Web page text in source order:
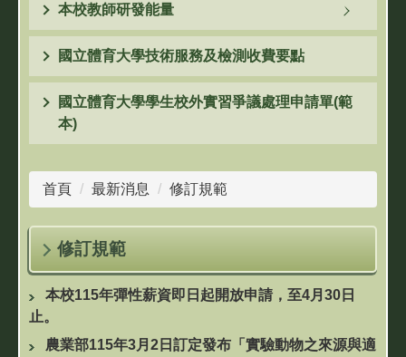
本校教師研發能量
國立體育大學技術服務及檢測收費要點
國立體育大學學生校外實習爭議處理申請單(範
本)
首頁 最新消息 修訂規範
修訂規範
本校115年彈性薪資即日起開放申請，至4月30日
止。
農業部115年3月2日訂定發布「實驗動物之來源與適